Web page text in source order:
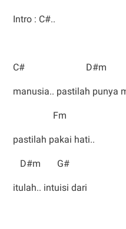
Intro : C#..
C# D#m
manusia.. pastilah punya
Fm
pastilah pakai hati..
D#m G#
itulah.. intuisi dari